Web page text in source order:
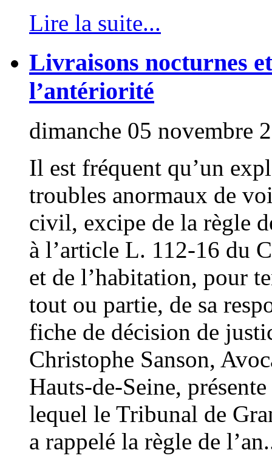
Lire la suite...
Livraisons nocturnes
l’antériorité
dimanche 05 novembre
Il est fréquent qu’un
troubles anormaux de
civil, excipe de la règle
à l’article L. 112-16 du
et de l’habitation, pour
tout ou partie, de sa
fiche de décision de
Christophe Sanson,
Hauts-de-Seine,
lequel le Tribunal de
a rappelé la règle de